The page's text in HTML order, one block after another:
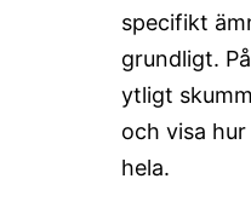
specifikt
grundligt.
ytligt
och visa
hela.